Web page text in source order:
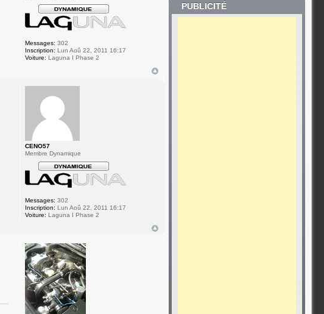
Messages: 302
Inscription: Lun Aoû 22, 2011 16:17
Voiture: Laguna I Phase 2
CENO57
Membre Dynamique
Messages: 302
Inscription: Lun Aoû 22, 2011 16:17
Voiture: Laguna I Phase 2
PUBLICITÉ